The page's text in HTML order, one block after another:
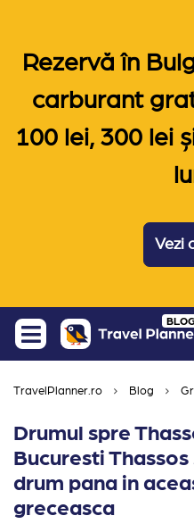
Rezervă în
carburant
100 lei, 300 lei
Vezi
Skip
content
BLOG
TravelPlanner.ro Blog
Drumul spre
Bucuresti
drum pana in
greceasca